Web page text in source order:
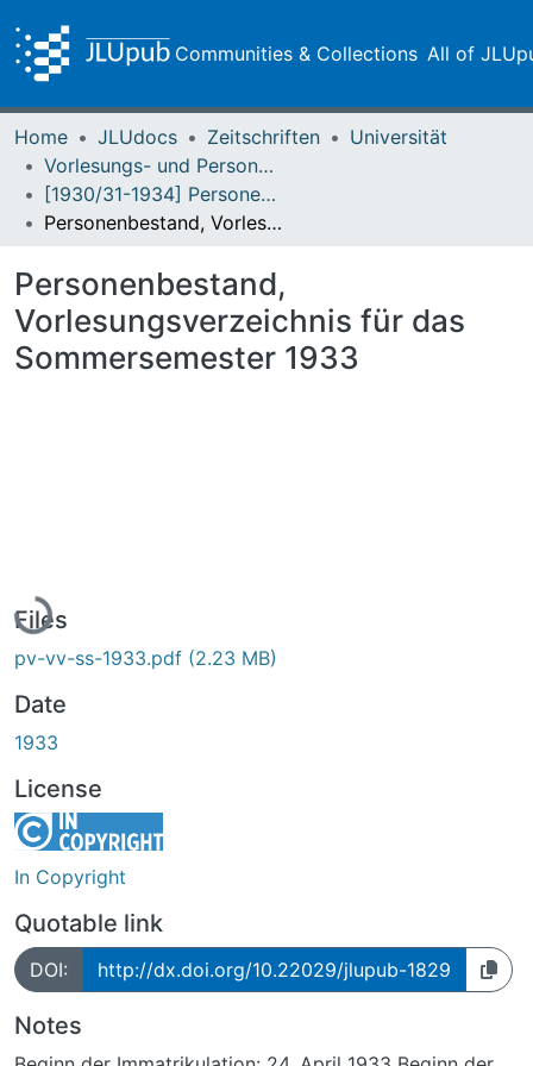
Communities & Collections All of
Home JLUdocs Zeitschriften
Universität
Vorlesungs- und Personalverzeichnis / Justus-Liebig-Universität Gießen
[1930/31-1934] Personenbestand, Vorlesungsverzeichnis / Hessische Ludwigs-Universität Giessen
Personenbestand, Vorlesungsverzeichnis für das Sommersemester 1933
Personenbestand,
Vorlesungsverzeichnis für das
Sommersemester 1933
Loading...
Files
pv-vv-ss-1933.pdf (2.23 MB)
Date
1933
License
In Copyright
Quotable link
DOI: http://dx.doi.org/10.22029/jlupub-1829
Notes